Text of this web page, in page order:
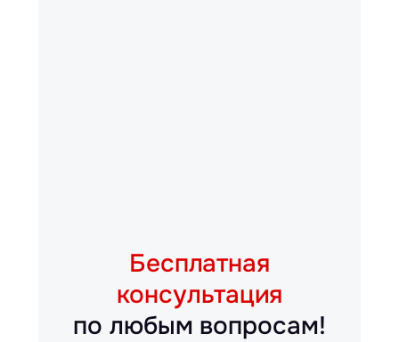
Бесплатная
консультация
по любым вопросам!